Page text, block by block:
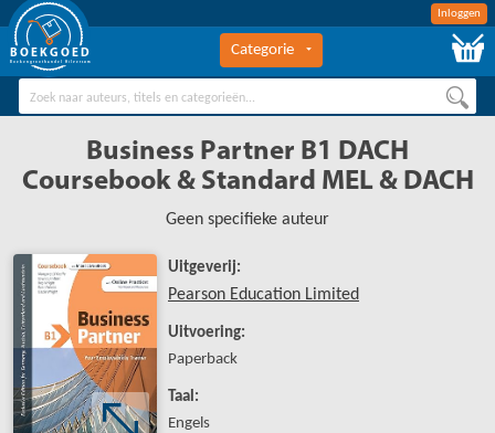
Inloggen
BOEKGOED
Boekengroothandel Hilversum
Categorie
Business Partner B1 DACH
Coursebook & Standard MEL & DACH
Geen specifieke auteur
Uitgeverij:
Pearson Education Limited
Uitvoering:
Paperback
Taal:
Engels